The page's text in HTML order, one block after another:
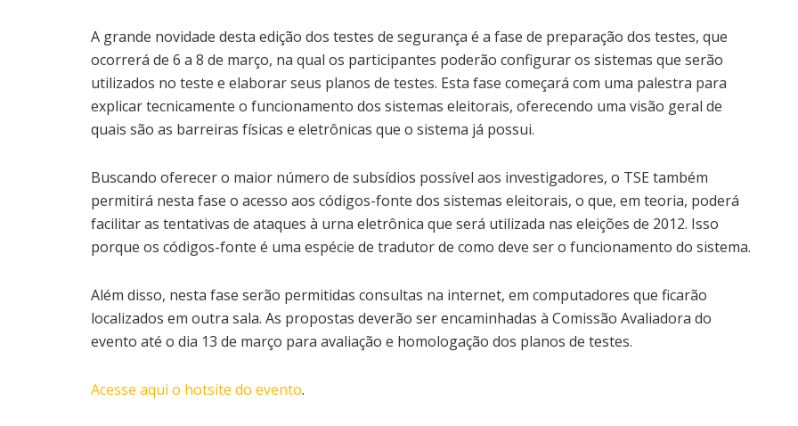
A grande novidade desta edição dos testes de segurança é a fase de preparação dos testes, que
ocorrerá de 6 a 8 de março, na qual os participantes poderão configurar os sistemas que serão
utilizados no teste e elaborar seus planos de testes. Esta fase começará com uma palestra para
explicar tecnicamente o funcionamento dos sistemas eleitorais, oferecendo uma visão geral de
quais são as barreiras físicas e eletrônicas que o sistema já possui.
Buscando oferecer o maior número de subsídios possível aos investigadores, o TSE também
permitirá nesta fase o acesso aos códigos-fonte dos sistemas eleitorais, o que, em teoria, poderá
facilitar as tentativas de ataques à urna eletrônica que será utilizada nas eleições de 2012. Isso
porque os códigos-fonte é uma espécie de tradutor de como deve ser o funcionamento do sistema.
Além disso, nesta fase serão permitidas consultas na internet, em computadores que ficarão
localizados em outra sala. As propostas deverão ser encaminhadas à Comissão Avaliadora do
evento até o dia 13 de março para avaliação e homologação dos planos de testes.
Acesse aqui o hotsite do evento.